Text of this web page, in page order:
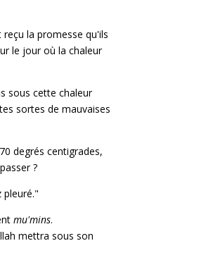
la promesse qu'ils
le jour où la chaleur
sous cette chaleur
sortes de mauvaises
degrés centigrades,
?
pleuré."
mu'mins.
mettra sous son